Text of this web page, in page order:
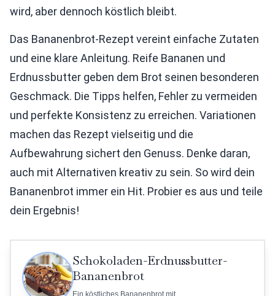
wird, aber dennoch köstlich bleibt.
Das Bananenbrot-Rezept vereint einfache Zutaten
und eine klare Anleitung. Reife Bananen und
Erdnussbutter geben dem Brot seinen besonderen
Geschmack. Die Tipps helfen, Fehler zu vermeiden
und perfekte Konsistenz zu erreichen. Variationen
machen das Rezept vielseitig und die
Aufbewahrung sichert den Genuss. Denke daran,
auch mit Alternativen kreativ zu sein. So wird dein
Bananenbrot immer ein Hit. Probier es aus und teile
dein Ergebnis!
Schokoladen-Erdnussbutter-
Bananenbrot